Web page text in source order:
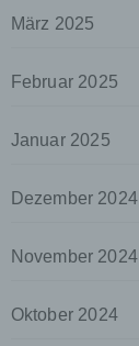
März 2025
Februar 2025
Januar 2025
Dezember 2024
November 2024
Oktober 2024